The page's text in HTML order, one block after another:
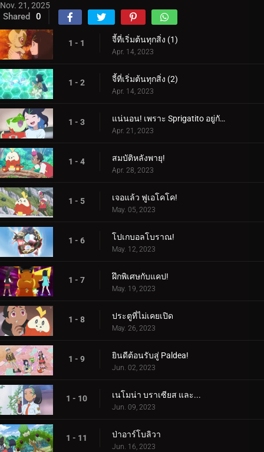
Nov. 21, 2025
Shared 0
1 - 1 จี้ที่เริ่มต้นทุกสิ่ง (1)
Apr. 14, 2023
1 - 2 จี้ที่เริ่มต้นทุกสิ่ง (2)
Apr. 14, 2023
1 - 3 แน่นอน! เพราะ Sprigatito อยู่กับฉัน!
Apr. 21, 2023
1 - 4 สมบัติหลังพายุ!
Apr. 28, 2023
1 - 5 เจอแล้ว ฟูเอโคโค!
May. 05, 2023
1 - 6 โปเกบอลโบราณ!
May. 12, 2023
1 - 7 ฝึกพิเศษกับแคป!
May. 19, 2023
1 - 8 ประตูที่ไม่เคยเปิด
May. 26, 2023
1 - 9 ยินดีต้อนรับสู่ Paldea!
Jun. 02, 2023
1 - 10 เนโมน่า บราเซียส และ...
Jun. 09, 2023
1 - 11 ป่าอาร์โบลิวา
Jun. 16, 2023